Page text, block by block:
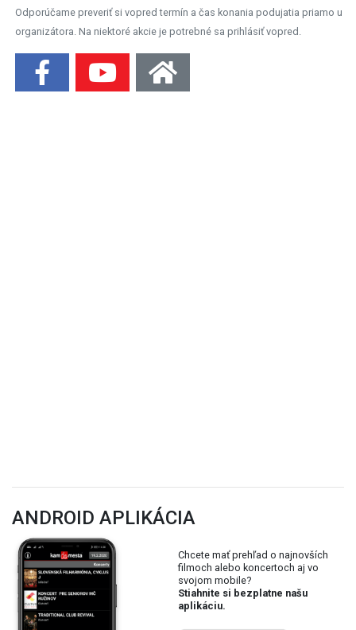
Odporúčame preveriť si vopred termín a čas konania podujatia priamo u
organizátora. Na niektoré akcie je potrebné sa prihlásiť vopred.
ANDROID APLIKÁCIA
Chcete mať prehľad o najnovších
filmoch alebo koncertoch aj vo
svojom mobile?
Stiahnite si bezplatne našu
aplikáciu.